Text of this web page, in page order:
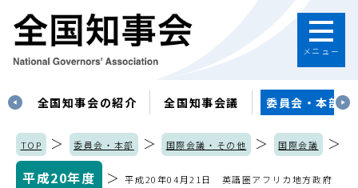
メニュー
全国知事会の紹介 全国知事会議 委員会・本部
TOP ＞ 委員会・本部 ＞ 国際会議・その他 ＞ 国際会議
＞
平成20年度
＞平成20年04月21日 英語圏アフリカ地方政府